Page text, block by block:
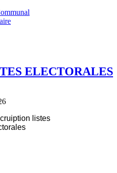
ELECTORALES